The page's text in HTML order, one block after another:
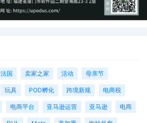
法国 卖家之家 活动 母亲节
玩具 POD孵化 跨境新规 电商税
电商平台 亚马逊运营 亚马逊 电商